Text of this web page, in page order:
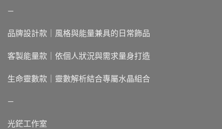
—
品牌設計款｜風格與能量兼具的日常飾品
客製能量款｜依個人狀況與需求量身打造
生命靈數款｜靈數解析結合專屬水晶組合
—
光鋩工作室